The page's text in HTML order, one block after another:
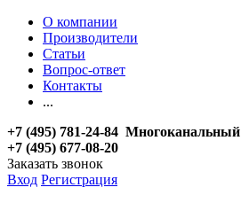
О компании
Производители
Статьи
Вопрос-ответ
Контакты
...
+7 (495) 781-24-84 Многоканальный
+7 (495) 677-08-20
Заказать звонок
Вход Регистрация